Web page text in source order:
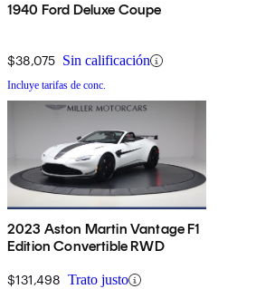
1940 Ford Deluxe Coupe
$38,075 Sin calificación
Incluye tarifas de conc.
2023 Aston Martin Vantage F1
Edition Convertible RWD
$131,498 Trato justo